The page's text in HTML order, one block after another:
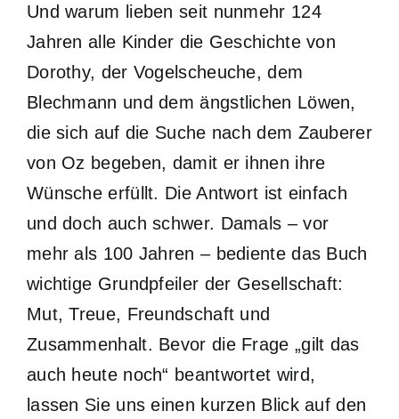
Und warum lieben seit nunmehr 124
Jahren alle Kinder die Geschichte von
Dorothy, der Vogelscheuche, dem
Blechmann und dem ängstlichen Löwen,
die sich auf die Suche nach dem Zauberer
von Oz begeben, damit er ihnen ihre
Wünsche erfüllt. Die Antwort ist einfach
und doch auch schwer. Damals – vor
mehr als 100 Jahren – bediente das Buch
wichtige Grundpfeiler der Gesellschaft:
Mut, Treue, Freundschaft und
Zusammenhalt. Bevor die Frage „gilt das
auch heute noch“ beantwortet wird,
lassen Sie uns einen kurzen Blick auf den